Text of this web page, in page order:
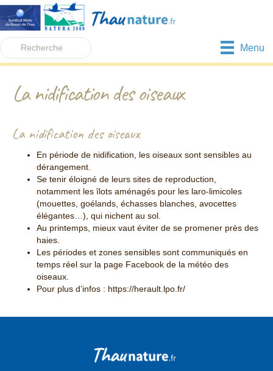
Menu
La nidification des oiseaux
La nidification des oiseaux
En période de nidification, les oiseaux sont sensibles au
dérangement.
Se tenir éloigné de leurs sites de reproduction,
notamment les îlots aménagés pour les laro-limicoles
(mouettes, goélands, échasses blanches, avocettes
élégantes…), qui nichent au sol.
Au printemps, mieux vaut éviter de se promener près des
haies.
Les périodes et zones sensibles sont communiqués en
temps réel sur la page Facebook de la météo des
oiseaux.
Pour plus d’infos : https://herault.lpo.fr/